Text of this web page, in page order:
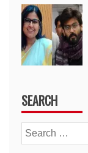
SEARCH
Search
for: